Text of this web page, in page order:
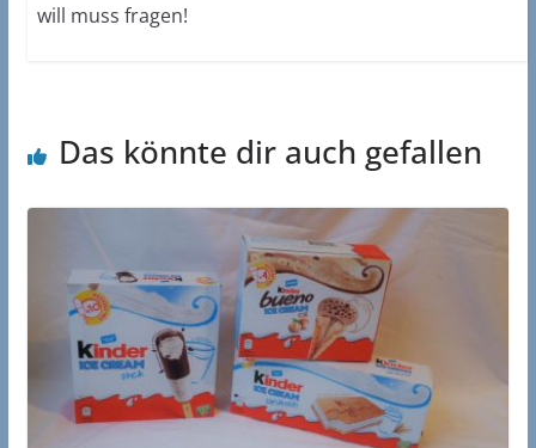
will muss fragen!
Das könnte dir auch gefallen